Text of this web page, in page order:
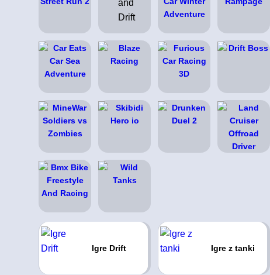
Igre Drift Igre z tanki